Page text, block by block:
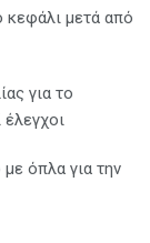
κεφάλι μετά από
για το
έλεγχοι
όπλα για την